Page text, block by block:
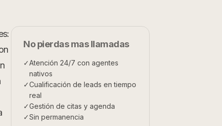
No pierdas mas llamadas
✓Atención 24/7 con agentes
nativos
✓Cualificación de leads en tiempo
real
✓Gestión de citas y agenda
✓Sin permanencia